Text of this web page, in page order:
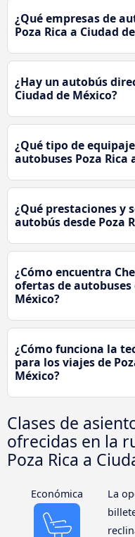
¿Qué empresas de
Poza Rica a Ciudad
¿Hay un autobús
Ciudad de México?
¿Qué tipo de
autobuses Poza Rica
¿Qué prestaciones y
autobús desde Poza
¿Cómo encuentra
ofertas de autobuses
México?
¿Cómo funciona la
para los viajes de
México?
Clases de
ofrecidas en la
Poza Rica a
Económica
La